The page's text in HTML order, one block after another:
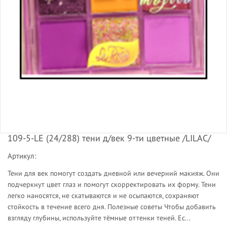
109-5-LE (24/288) тени д/век 9-ти цветные /LILAC/
Артикул:
Тени для век помогут создать дневной или вечерний макияж. Они
подчеркнут цвет глаз и помогут скорректировать их форму. Тени
легко наносятся, не скатываются и не осыпаются, сохраняют
стойкость в течение всего дня. Полезные советы Чтобы добавить
взгляду глубины, используйте тёмные оттенки теней. Ес...